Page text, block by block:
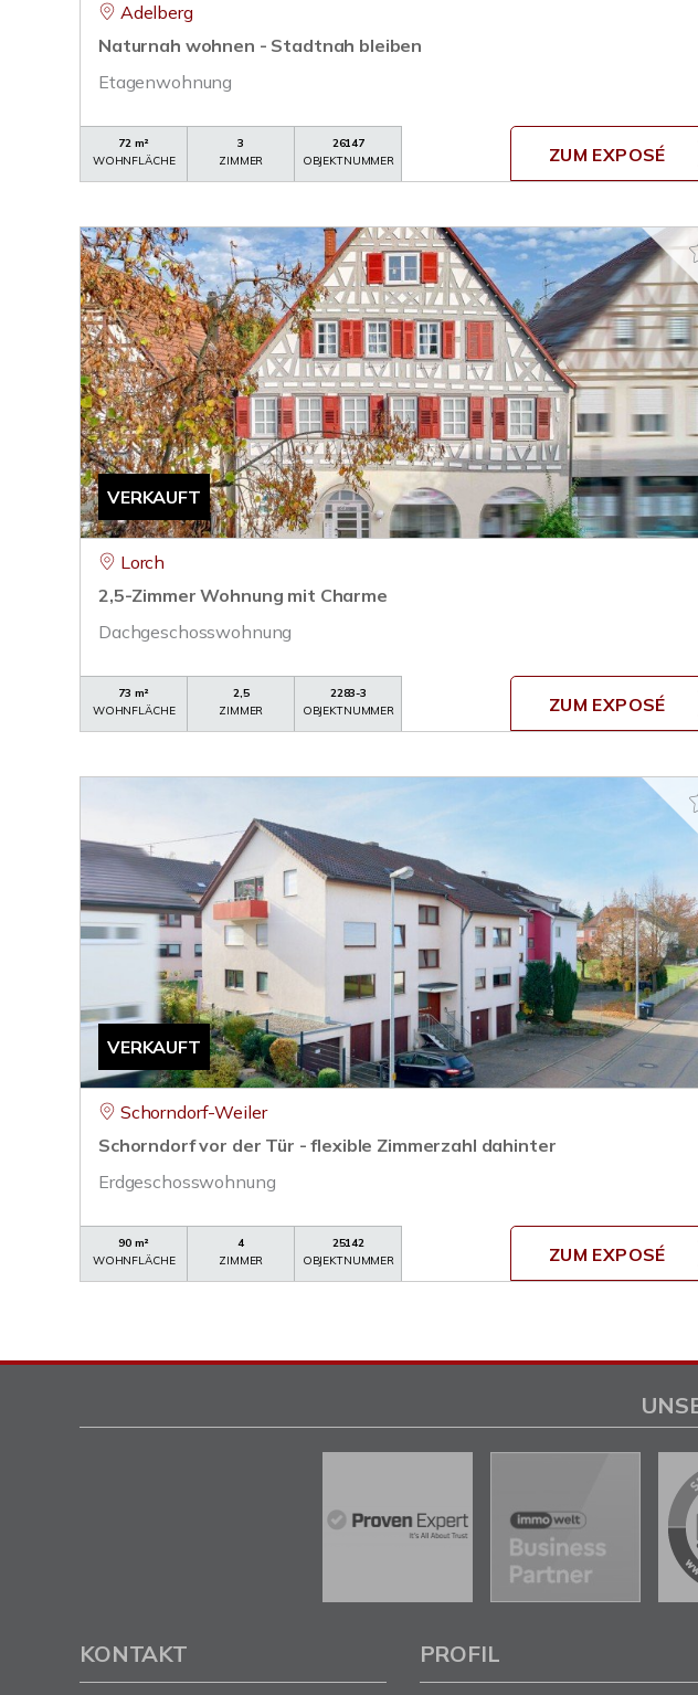
Adelberg
Naturnah wohnen - Stadtnah bleiben
Etagenwohnung
72 m²
WOHNFLÄCHE
3
ZIMMER
26147
OBJEKTNUMMER
ZUM EXPOSÉ
VERKAUFT
Lorch
2,5-Zimmer Wohnung mit Charme
Dachgeschosswohnung
73 m²
WOHNFLÄCHE
2,5
ZIMMER
2283-3
OBJEKTNUMMER
ZUM EXPOSÉ
VERKAUFT
Schorndorf-Weiler
Schorndorf vor der Tür - flexible Zimmerzahl dahinter
Erdgeschosswohnung
90 m²
WOHNFLÄCHE
4
ZIMMER
25142
OBJEKTNUMMER
ZUM EXPOSÉ
KONTAKT PROFIL